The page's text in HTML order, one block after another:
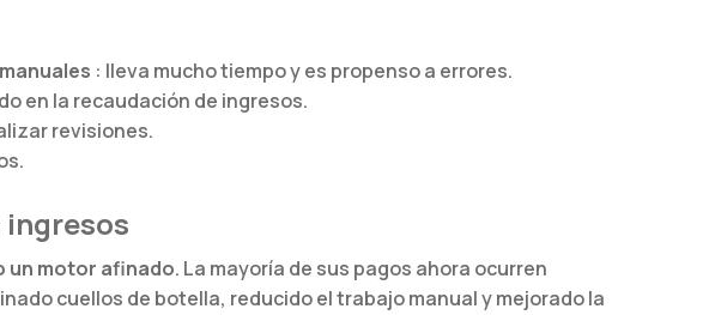
: lleva mucho tiempo y es propenso a errores.
en la recaudación de ingresos.
revisiones.
un motor afinado. La mayoría de sus pagos ahora ocurren
cuellos de botella, reducido el trabajo manual y mejorado la